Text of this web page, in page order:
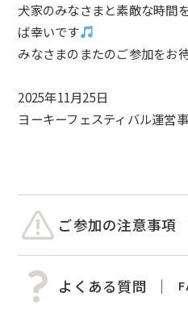
犬家のみなさまと素敵な時間
ば幸いです
みなさまのまたのご参加をお
2025年11月25日
ヨーキーフェスティバル運営
ご参加の注意事項
よくある質問